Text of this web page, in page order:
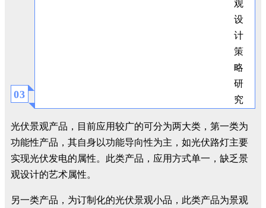
03
光伏景观产品，目前应用较广的可分为两大类，第一类为
功能性产品，其自身以功能导向性为主，如光伏路灯主要
实现光伏发电的属性。此类产品，应用方式单一，缺乏景
观设计的艺术属性。
另一类产品，为订制化的光伏景观小品，此类产品为景观